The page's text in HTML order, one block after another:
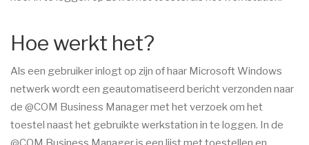
Hoe werkt het?
Als een gebruiker inlogt op zijn of haar Microsoft Windows
netwerk wordt een geautomatiseerd bericht verzonden naar
de @COM Business Manager met het verzoek om het
toestel naast het gebruikte werkstation in te loggen. In de